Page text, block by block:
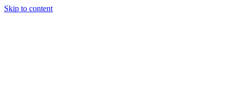
Skip to content